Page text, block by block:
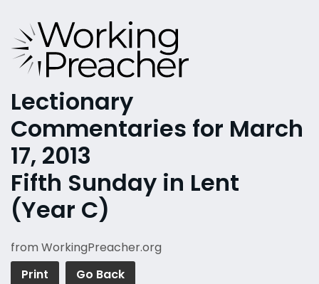
Lectionary
Commentaries for March
17, 2013
Fifth Sunday in Lent
(Year C)
from WorkingPreacher.org
Print
Go Back